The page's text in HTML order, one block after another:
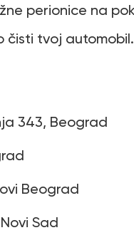
perionice na
čisti tvoj automobil.
343, Beograd
Beograd
Sad